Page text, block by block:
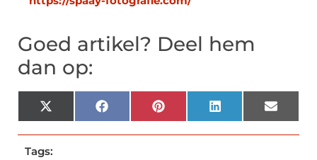
Goed artikel? Deel hem
dan op:
X
(Twitter)
FacebookPinterestLinkedInEmail
Tags: